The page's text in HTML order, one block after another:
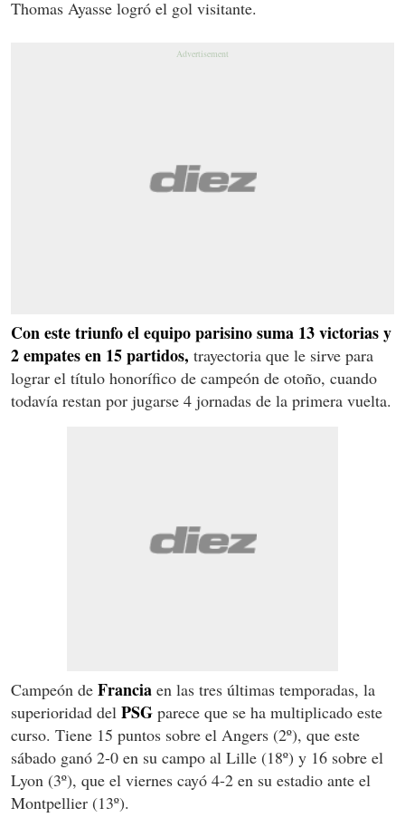
Thomas Ayasse logró el gol visitante.
Con este triunfo el equipo parisino suma 13 victorias y
2 empates en 15 partidos, trayectoria que le sirve para
lograr el título honorífico de campeón de otoño, cuando
todavía restan por jugarse 4 jornadas de la primera vuelta.
Campeón de Francia en las tres últimas temporadas, la
superioridad del PSG parece que se ha multiplicado este
curso. Tiene 15 puntos sobre el Angers (2º), que este
sábado ganó 2-0 en su campo al Lille (18º) y 16 sobre el
Lyon (3º), que el viernes cayó 4-2 en su estadio ante el
Montpellier (13º).